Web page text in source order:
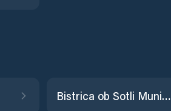
Bistrica ob Sotli Municipality